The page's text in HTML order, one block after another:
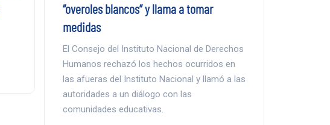
“overoles blancos” y llama a tomar
medidas
El Consejo del Instituto Nacional de Derechos
Humanos rechazó los hechos ocurridos en
las afueras del Instituto Nacional y llamó a las
autoridades a un diálogo con las
comunidades educativas.